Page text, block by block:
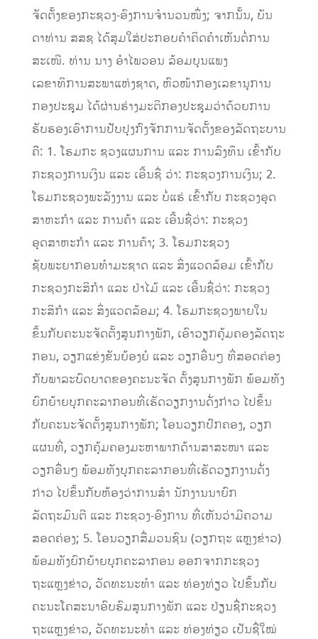
ຈັດຕັ້ງຂອງກະຊວງ-ອົງການຈຳນວນໜຶ່ງ; ຈາກນັ້ນ, ບັນ
ດາທ່ານ ສສຊ ໄດ້ສຸມໃສ່ປະກອບຄຳຄິດຄຳເຫັນຕໍ່ການ
ສະເໜີ. ທ່ານ ນາງ ອຳໄພວອນ ລ້ອມບຸນແພງ
ເລຂາທິການສະພາແຫ່ງຊາດ, ຫົວໜ້າກອງເລຂານຸການ
ກອງປະຊຸມ ໄດ້ຜ່ານຮ່າງມະຕິກອງປະຊຸມວ່າດ້ວຍການ
ຮັບຮອງເອົາການປັບປຸງກົງຈັກການຈັດຕັ້ງຂອງລັດຖະບານ
ຄື: 1. ໂຮມກະ ຊວງແຜນການ ແລະ ການລົງທຶນ ເຂົ້າກັບ
ກະຊວງການເງິນ ແລະ ເອີ້ນຊື່ ວ່າ: ກະຊວງການເງິນ; 2.
ໂຮມກະຊວງພະລັງງານ ແລະ ບໍ່ແຮ່ ເຂົ້າກັບ ກະຊວງອຸດ
ສາຫະກໍາ ແລະ ການຄ້າ ແລະ ເອີ້ນຊື່ວ່າ: ກະຊວງ
ອຸດສາຫະກຳ ແລະ ການຄ້າ; 3. ໂຮມກະຊວງ
ຊັບພະຍາກອນທຳມະຊາດ ແລະ ສິ່ງແວດລ້ອມ ເຂົ້າກັບ
ກະຊວງກະສິກຳ ແລະ ປ່າໄມ້ ແລະ ເອີ້ນຊື່ວ່າ: ກະຊວງ
ກະສິກຳ ແລະ ສິ່ງແວດລ້ອມ; 4. ໂຮມກະຊວງພາຍໃນ
ຂຶ້ນກັບຄະນະຈັດຕັ້ງສູນກາງພັກ, ເອົາວຽກຄຸ້ມຄອງລັດຖະ
ກອນ, ວຽກແຂ່ງຂັນຍ້ອງຍໍ ແລະ ວຽກອື່ນໆ ທີ່ສອດຄ່ອງ
ກັບພາລະບົດບາດຂອງຄະນະຈັດ ຕັ້ງສູນກາງພັກ ພ້ອມທັງ
ຍົກຍ້າຍບຸກຄະລາກອນທີ່ເຮັດວຽກງານດັ່ງກ່າວ ໄປຂຶ້ນ
ກັບຄະນະຈັດຕັ້ງສູນກາງພັກ; ໂອນວຽກປົກຄອງ, ວຽກ
ແຜນທີ່, ວຽກຄຸ້ມຄອງມະຫາພາກດ້ານສາສະໜາ ແລະ
ວຽກອື່ນໆ ພ້ອມທັງບຸກຄະລາກອນທີ່ເຮັດວຽກງານດັ່ງ
ກ່າວ ໄປຂຶ້ນກັບຫ້ອງວ່າການສຳ ນັກງານນາຍົກ
ລັດຖະມົນຕີ ແລະ ກະຊວງ-ອົງການ ທີ່ເຫັນວ່າມີຄວາມ
ສອດຄ່ອງ; 5. ໂອນວຽກສື່ມວນຊົນ (ວຽກຖະ ແຫຼງຂ່າວ)
ພ້ອມທັງຍົກຍ້າຍບຸກຄະລາກອນ ອອກຈາກກະຊວງ
ຖະແຫຼງຂ່າວ, ວັດທະນະທຳ ແລະ ທ່ອງທ່ຽວ ໄປຂຶ້ນກັບ
ຄະນະໂຄສະນາອົບຮົມສູນກາງພັກ ແລະ ປ່ຽນຊື່ກະຊວງ
ຖະແຫຼງຂ່າວ, ວັດທະນະທຳ ແລະ ທ່ອງທ່ຽວ ເປັນຊື່ໃໝ່